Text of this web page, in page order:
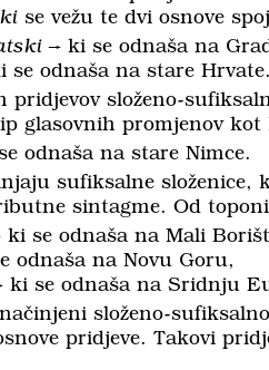
se vežu te dvi osnove
→ ki se odnaša na
se odnaša na stare Hrvate.
pridjevov složeno-
glasovnih promjenov
odnaša na stare Nimce.
sufiksalne složenice,
sintagme. Od
ki se odnaša na Mali
odnaša na Novu Goru,
ki se odnaša na Sridnju
složeno-
pridjeve. Takovi